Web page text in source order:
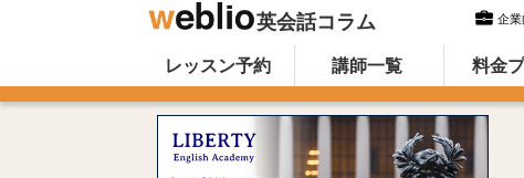
英会話コラム 企業
オンライン英会話のWeblio英会話コラム
Skip to content
レッスン予約 講師一覧 料金